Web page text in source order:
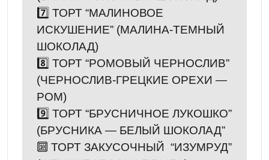
7️⃣ ТОРТ “МАЛИНОВОЕ
ИСКУШЕНИЕ” (МАЛИНА-ТЕМНЫЙ
ШОКОЛАД)
8️⃣ ТОРТ “РОМОВЫЙ ЧЕРНОСЛИВ”
(ЧЕРНОСЛИВ-ГРЕЦКИЕ ОРЕХИ —
РОМ)
9️⃣ ТОРТ “БРУСНИЧНОЕ ЛУКОШКО”
(БРУСНИКА — БЕЛЫЙ ШОКОЛАД”
🔟 ТОРТ ЗАКУСОЧНЫЙ “ИЗУМРУД”